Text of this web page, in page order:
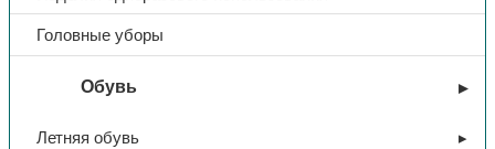
Головные уборы
Обувь
Летняя обувь